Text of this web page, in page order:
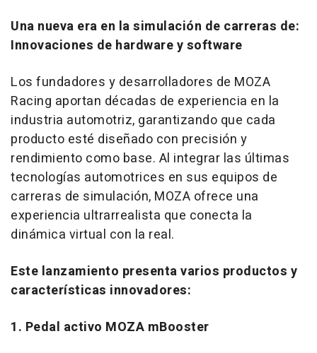
Una nueva era en la simulación de carreras de:
Innovaciones de hardware y software
Los fundadores y desarrolladores de MOZA
Racing aportan décadas de experiencia en la
industria automotriz, garantizando que cada
producto esté diseñado con precisión y
rendimiento como base. Al integrar las últimas
tecnologías automotrices en sus equipos de
carreras de simulación, MOZA ofrece una
experiencia ultrarrealista que conecta la
dinámica virtual con la real.
Este lanzamiento presenta varios productos y
características innovadores:
1. Pedal activo MOZA mBooster